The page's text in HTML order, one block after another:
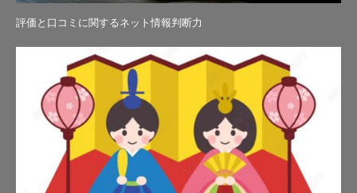
評価と口コミに関するネット情報判断力